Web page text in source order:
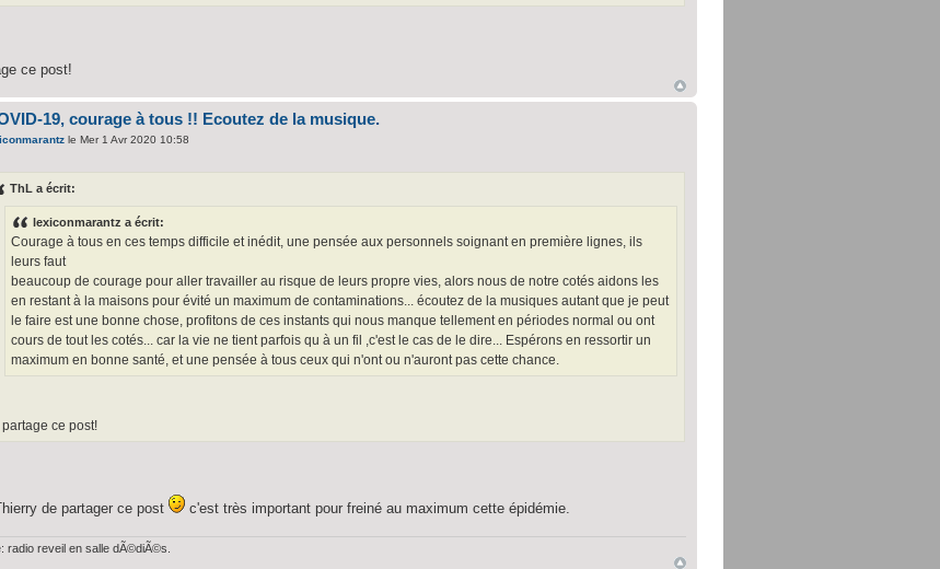
ce post!
19, courage à tous !! Ecoutez de la musique.
le Mer 1 Avr 2020 10:58
ThL a écrit:
lexiconmarantz a écrit:
Courage à tous en ces temps difficile et inédit, une pensée aux personnels soignant en première lignes, ils
leurs faut
beaucoup de courage pour aller travailler au risque de leurs propre vies, alors nous de notre cotés aidons les
en restant à la maisons pour évité un maximum de contaminations... écoutez de la musiques autant que je peut
le faire est une bonne chose, profitons de ces instants qui nous manque tellement en périodes normal ou ont
cours de tout les cotés... car la vie ne tient parfois qu à un fil ,c'est le cas de le dire... Espérons en ressortir un
maximum en bonne santé, et une pensée à tous ceux qui n'ont ou n'auront pas cette chance.
ce post!
de partager ce post c'est très important pour freiné au maximum cette épidémie.
radio reveil en salle dÃ©diÃ©s.